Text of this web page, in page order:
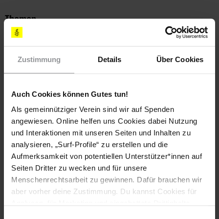
Zustimmung Details Über Cookies
Auch Cookies können Gutes tun!
Als gemeinnütziger Verein sind wir auf Spenden
angewiesen. Online helfen uns Cookies dabei Nutzung
und Interaktionen mit unseren Seiten und Inhalten zu
analysieren, „Surf-Profile“ zu erstellen und die
Aufmerksamkeit von potentiellen Unterstützer*innen auf
Seiten Dritter zu wecken und für unsere
Menschenrechtsarbeit zu gewinnen. Dafür brauchen wir
aber vorher deine Zustimmung. Du kannst Cookies für
Themen
Justiz
Bleib informiert
Header
Abonniere den Amnesty-Newsletter und mach dich